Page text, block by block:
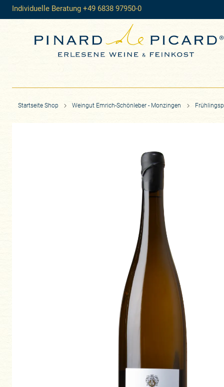
Individuelle Beratung +49 6838 97950-0
Startseite Shop Weingut Emrich-Schönleber - Monzingen